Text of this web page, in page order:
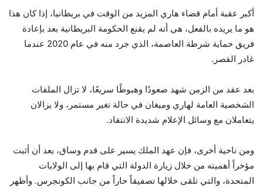
أكبر عقبة أمام قضاء هاري المزيد من الوقت في بريطانيا، إذا كان هذا
هو ما يريده بالفعل، هي أنه لم يقنع الحكومة البريطانية بعد بإعادة
فريق حماية شرطة العاصمة، الذي جرد منه في عام 2020 عندما
غادر القصر.
بعد عقد من الزمن شهد صعودًا وهبوطًا سريعًا، لا تزال الملفات
الشخصية العامة لهاري وميغان في حالة تغير مستمر، ولا يزالان
يتعاملان مع وسائل الإعلام شديدة الانتقاد.
ومن ناحية أخرى، فإن عهد الملك يسير على قدم وساق، بعد أن أثبت
مؤخراً أهميته من خلال زيارة الدولة التي قام بها إلى الولايات
المتحدة، والتي تلقى خلالها تصفيقاً حاراً من جانب الكونجرس. وأظهر